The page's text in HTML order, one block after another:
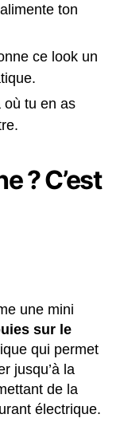
ton
ce look un
où tu en as
? C’est
une mini
sur le
qui permet
jusqu’à la
de la
électrique.